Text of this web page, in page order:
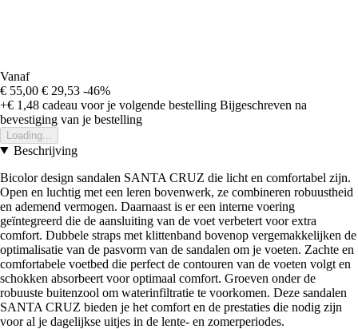
Vanaf
€ 55,00 € 29,53 -46%
+€ 1,48 cadeau voor je volgende bestelling Bijgeschreven na
bevestiging van je bestelling
Loading...
Beschrijving
Bicolor design sandalen SANTA CRUZ die licht en comfortabel zijn.
Open en luchtig met een leren bovenwerk, ze combineren robuustheid
en ademend vermogen. Daarnaast is er een interne voering
geïntegreerd die de aansluiting van de voet verbetert voor extra
comfort. Dubbele straps met klittenband bovenop vergemakkelijken de
optimalisatie van de pasvorm van de sandalen om je voeten. Zachte en
comfortabele voetbed die perfect de contouren van de voeten volgt en
schokken absorbeert voor optimaal comfort. Groeven onder de
robuuste buitenzool om waterinfiltratie te voorkomen. Deze sandalen
SANTA CRUZ bieden je het comfort en de prestaties die nodig zijn
voor al je dagelijkse uitjes in de lente- en zomerperiodes.